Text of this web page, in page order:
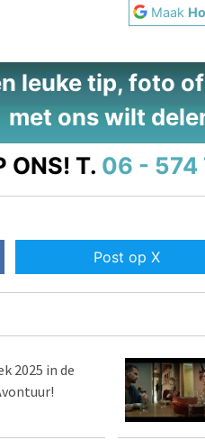
Maak
leuke tip, foto
met ons wilt
ONS! T. 06 - 574
Post op X
2025 in de